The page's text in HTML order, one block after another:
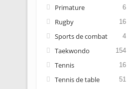
Primature 6
Rugby 16
Sports de combat 4
Taekwondo 154
Tennis 16
Tennis de table 51